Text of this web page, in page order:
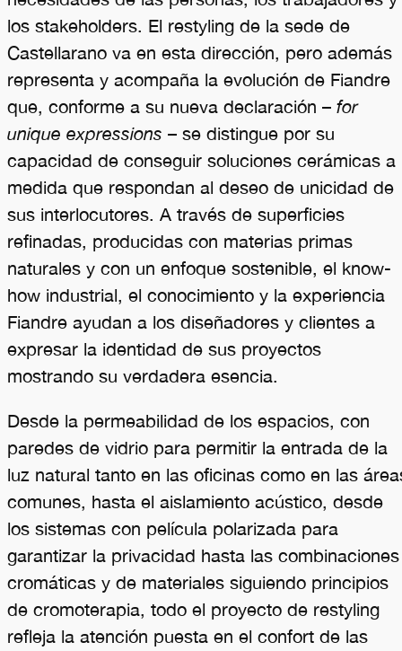
los stakeholders. El restyling de la sede de
Castellarano va en esta dirección, pero además
representa y acompaña la evolución de Fiandre
que, conforme a su nueva declaración – for
unique expressions – se distingue por su
capacidad de conseguir soluciones cerámicas a
medida que respondan al deseo de unicidad de
sus interlocutores. A través de superficies
refinadas, producidas con materias primas
naturales y con un enfoque sostenible, el know-
how industrial, el conocimiento y la experiencia
Fiandre ayudan a los diseñadores y clientes a
expresar la identidad de sus proyectos
mostrando su verdadera esencia.
Desde la permeabilidad de los espacios, con
paredes de vidrio para permitir la entrada de la
luz natural tanto en las oficinas como en las
comunes, hasta el aislamiento acústico, desde
los sistemas con película polarizada para
garantizar la privacidad hasta las combinaciones
cromáticas y de materiales siguiendo principios
de cromoterapia, todo el proyecto de restyling
refleja la atención puesta en el confort de las